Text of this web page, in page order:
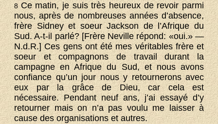
8Ce matin, je suis très heureux de revoir parmi
nous, après de nombreuses années d’absence,
frère Sidney et soeur Jackson de l’Afrique du
Sud. A-t-il parlé? [Frère Neville répond: «oui.» —
N.d.R.] Ces gens ont été mes véritables frère et
soeur et compagnons de travail durant la
campagne en Afrique du Sud, et nous avons
confiance qu’un jour nous y retournerons avec
eux par la grâce de Dieu, car cela est
nécessaire. Pendant neuf ans, j’ai essayé d’y
retourner mais on n’a pas voulu me laisser à
cause des organisations et autres.